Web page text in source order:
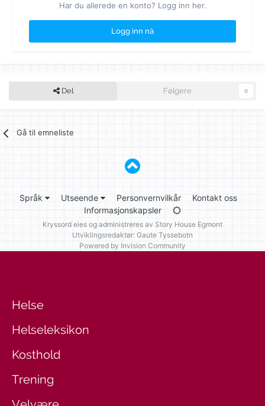
Har du allerede en konto? Logg inn her.
Logg inn nå
Del Følgere 0
Gå til emneliste
Språk Utseende Personvernvilkår
Kontakt oss
Informasjonskapsler
Kryssord eies og administreres av Story House Egmont
Utviklingsredaktør: Gaute Tyssebotn
Powered by Invision Community
Helse
Helseleksikon
Kosthold
Trening